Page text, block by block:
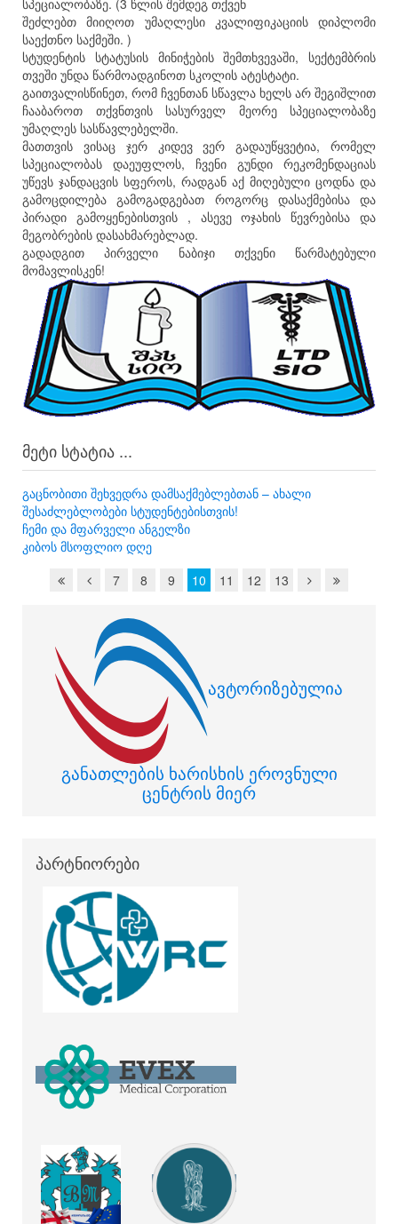
შეძლებთ მიიღოთ უმაღლესი კვალიფიკაციის დიპლომი
საექთნო საქმეში. )
სტუდენტის სტატუსის მინიჭების შემთხვევაში, სექტემბრის
თვეში უნდა წარმოადგინოთ სკოლის ატესტატი.
გაითვალისწინეთ, რომ ჩვენთან სწავლა ხელს არ შეგიშლით
ჩააბაროთ თქვნთვის სასურველ მეორე სპეციალობაზე
უმაღლეს სასწავლებელში.
მათთვის ვისაც ჯერ კიდევ ვერ გადაუწყვეტია, რომელ
სპეციალობას დაეუფლოს, ჩვენი გუნდი რეკომენდაციას
უწევს ჯანდაცვის სფეროს, რადგან აქ მიღებული ცოდნა და
გამოცდილება გამოგადგებათ როგორც დასაქმებისა და
პირადი გამოყენებისთვის , ასევე ოჯახის წევრებისა და
მეგობრების დასახმარებლად.
გადადგით პირველი ნაბიჯი თქვენი წარმატებული
მომავლისკენ!
მეტი სტატია ...
გაცნობითი შეხვედრა დამსაქმებლებთან – ახალი
შესაძლებლობები სტუდენტებისთვის!
ჩემი და მფარველი ანგელზი
კიბოს მსოფლიო დღე
7
8 9 10 11 12 13
ავტორიზებულია
განათლების ხარისხის ეროვნული
ცენტრის მიერ
პარტნიორები